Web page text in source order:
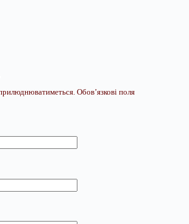
Обов’язкові поля